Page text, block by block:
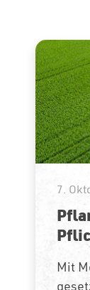
7.
Mit